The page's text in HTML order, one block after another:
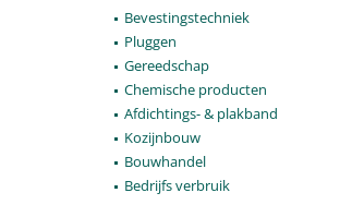
Bevestingstechniek
Pluggen
Gereedschap
Chemische producten
Afdichtings- & plakband
Kozijnbouw
Bouwhandel
Bedrijfs verbruik